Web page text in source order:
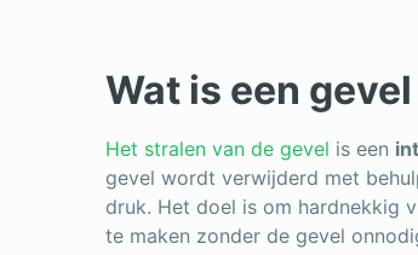
Wat is een
Het stralen van de gevel is een
gevel wordt verwijderd met
druk. Het doel is om hardnekkig
te maken zonder de gevel